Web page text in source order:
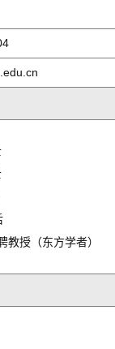
授（东方学者）